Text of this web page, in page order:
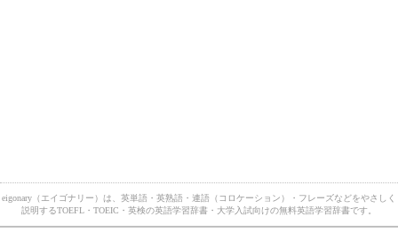
eigonary（エイゴナリー）は、英単語・英熟語・連語（コロケーション）・フレーズなどをやさしく
説明するTOEFL・TOEIC・英検の英語学習辞書・大学入試向けの無料英語学習辞書です。